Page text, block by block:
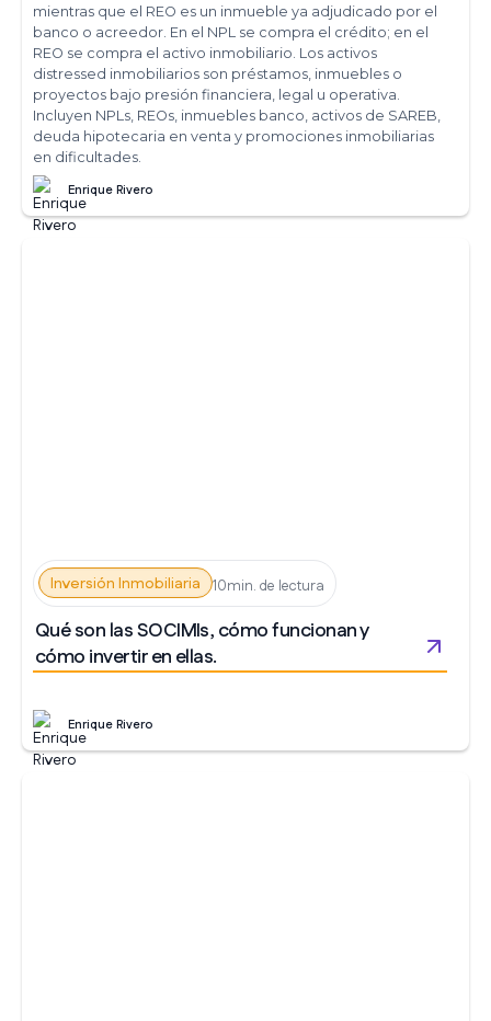
mientras que el REO es un inmueble ya adjudicado por el
banco o acreedor. En el NPL se compra el crédito; en el
REO se compra el activo inmobiliario. Los activos
distressed inmobiliarios son préstamos, inmuebles o
proyectos bajo presión financiera, legal u operativa.
Incluyen NPLs, REOs, inmuebles banco, activos de SAREB,
deuda hipotecaria en venta y promociones inmobiliarias
en dificultades.
Enrique Rivero
Inversión Inmobiliaria 10min. de lectura
Qué son las SOCIMIs, cómo funcionan y
cómo invertir en ellas.
Enrique Rivero